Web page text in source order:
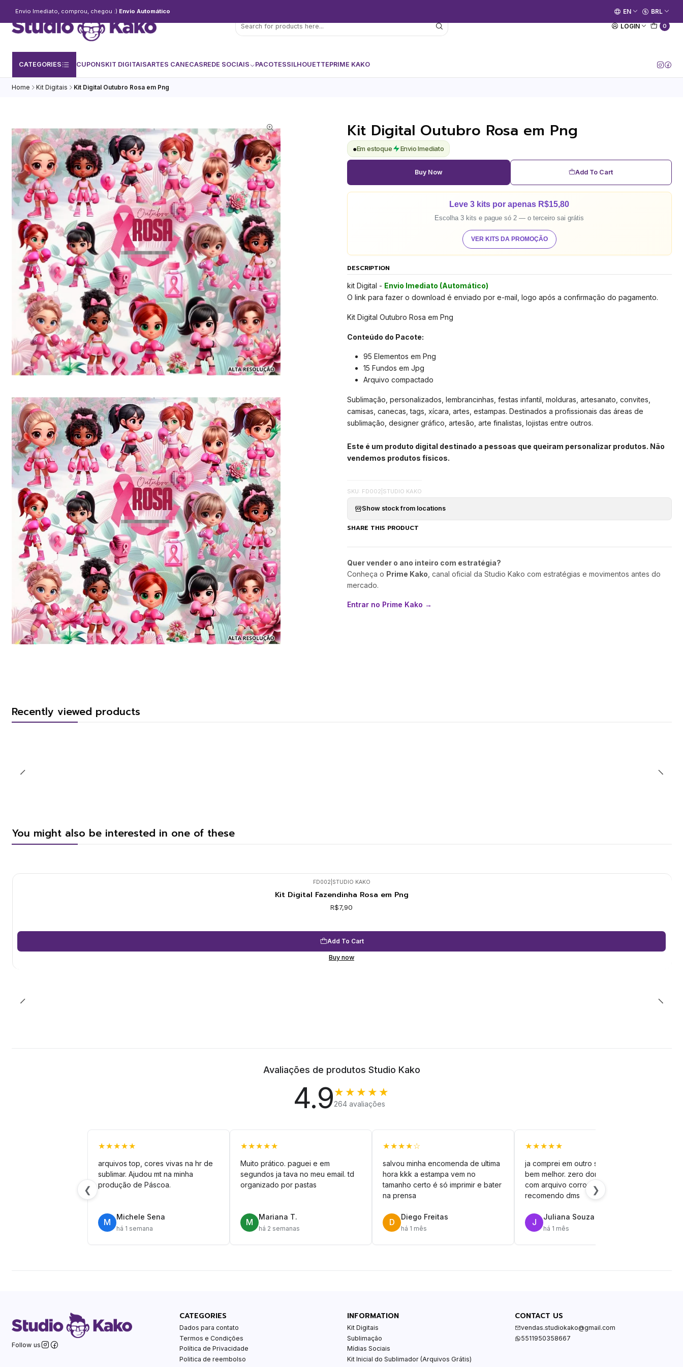
LOGIN 0
CATEGORIES CUPONSKIT DIGITAISARTES CANECASREDE SOCIAIS PACOTESSILHOUETTEPRIME KAKO
Envio Imediato, comprou, chegou :) Envio Automático [Entrar no Canal]
EN BRL
Home Kit Digitais Kit Digital Outubro Rosa em Png
Kit Digital Outubro Rosa em Png
●Em estoque Envio Imediato
Add To Cart
Buy Now
Leve 3 kits por apenas R$15,80
Escolha 3 kits e pague só 2 — o terceiro sai grátis
VER KITS DA PROMOÇÃO
DESCRIPTION
kit Digital - Envio Imediato (Automático)
O link para fazer o download é enviado por e-mail, logo após a confirmação do pagamento.
Kit Digital Outubro Rosa em Png
Conteúdo do Pacote:
95 Elementos em Png
15 Fundos em Jpg
Arquivo compactado
Sublimação, personalizados, lembrancinhas, festas infantil, molduras, artesanato, convites,
camisas, canecas, tags, xícara, artes, estampas. Destinados a profissionais das áreas de
sublimação, designer gráfico, artesão, arte finalistas, lojistas entre outros.
Este é um produto digital destinado a pessoas que queiram personalizar produtos. Não
vendemos produtos físicos.
SKU: FD002 STUDIO KAKO
Show stock from locations
SHARE THIS PRODUCT
Quer vender o ano inteiro com estratégia?
Conheça o Prime Kako , canal oficial da Studio Kako com estratégias e movimentos antes do
mercado.
Entrar no Prime Kako →
Recently viewed products
You might also be interested in one of these
FD002 STUDIO KAKO
Kit Digital Fazendinha Rosa em Png
R$7,90
Add To Cart
Buy now
Avaliações de produtos Studio Kako
4.9★★★★★
264 avaliações
❮
★★★★★
arquivos top, cores vivas na hr de
sublimar. Ajudou mt na minha
produção de Páscoa.
M
Michele Sena
há 1 semana
★★★★★
Muito prático. paguei e em
segundos ja tava no meu email. td
organizado por pastas
M
Mariana T.
há 2 semanas
★★★★☆
salvou minha encomenda de ultima
hora kkk a estampa vem no
tamanho certo é só imprimir e bater
na prensa
D
Diego Freitas
há 1 mês
★★★★★
ja comprei em outro site mas esse é
bem melhor. zero dor de cabeça
com arquivo corrompido.
recomendo dms
J
Juliana Souza
há 1 mês
❯
Follow us
CATEGORIES
Dados para contato
Termos e Condições
Política de Privacidade
Politica de reembolso
INFORMATION
Kit Digitais
Sublimação
Mídias Sociais
Kit Inicial do Sublimador (Arquivos Grátis)
CONTACT US
vendas.studiokako@gmail.com
5511950358667